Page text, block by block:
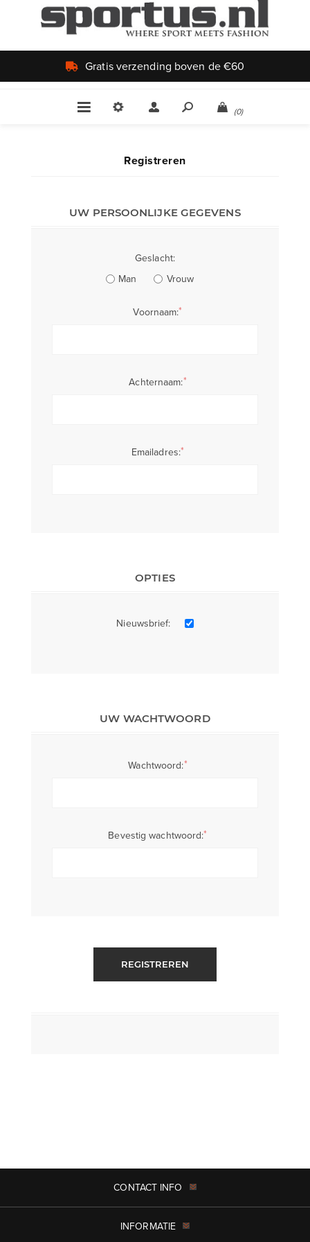
Gratis verzending boven de €60
(0)
Registreren
UW PERSOONLIJKE GEGEVENS
Geslacht:
Man
Vrouw
Voornaam:*
Achternaam:*
Emailadres:*
OPTIES
Nieuwsbrief:
UW WACHTWOORD
Wachtwoord:*
Bevestig wachtwoord:*
REGISTREREN
CONTACT INFO
INFORMATIE